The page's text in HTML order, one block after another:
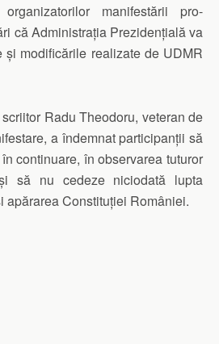
manifestării pro-
că Administrația Prezidențială va
și modificările realizate de UDMR
Radu Theodoru, veteran de
a îndemnat participanții să
continuare, în observarea tuturor
să nu cedeze niciodată lupta
apărarea Constituției României.